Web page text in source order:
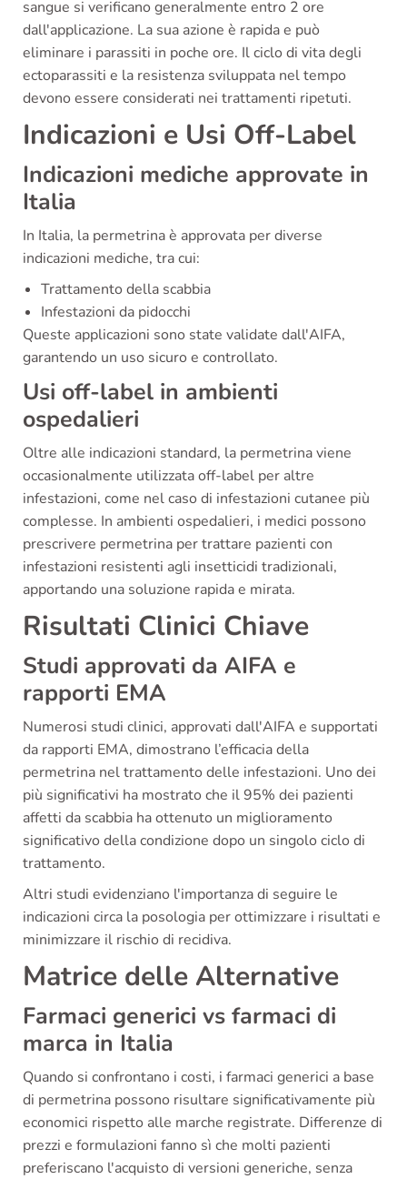
sangue si verificano generalmente entro 2 ore
dall'applicazione. La sua azione è rapida e può
eliminare i parassiti in poche ore. Il ciclo di vita degli
ectoparassiti e la resistenza sviluppata nel tempo
devono essere considerati nei trattamenti ripetuti.
Indicazioni e Usi Off-Label
Indicazioni mediche approvate in
Italia
In Italia, la permetrina è approvata per diverse
indicazioni mediche, tra cui:
Trattamento della scabbia
Infestazioni da pidocchi
Queste applicazioni sono state validate dall'AIFA,
garantendo un uso sicuro e controllato.
Usi off-label in ambienti
ospedalieri
Oltre alle indicazioni standard, la permetrina viene
occasionalmente utilizzata off-label per altre
infestazioni, come nel caso di infestazioni cutanee più
complesse. In ambienti ospedalieri, i medici possono
prescrivere permetrina per trattare pazienti con
infestazioni resistenti agli insetticidi tradizionali,
apportando una soluzione rapida e mirata.
Risultati Clinici Chiave
Studi approvati da AIFA e
rapporti EMA
Numerosi studi clinici, approvati dall'AIFA e supportati
da rapporti EMA, dimostrano l’efficacia della
permetrina nel trattamento delle infestazioni. Uno dei
più significativi ha mostrato che il 95% dei pazienti
affetti da scabbia ha ottenuto un miglioramento
significativo della condizione dopo un singolo ciclo di
trattamento.
Altri studi evidenziano l'importanza di seguire le
indicazioni circa la posologia per ottimizzare i risultati e
minimizzare il rischio di recidiva.
Matrice delle Alternative
Farmaci generici vs farmaci di
marca in Italia
Quando si confrontano i costi, i farmaci generici a base
di permetrina possono risultare significativamente più
economici rispetto alle marche registrate. Differenze di
prezzi e formulazioni fanno sì che molti pazienti
preferiscano l'acquisto di versioni generiche, senza